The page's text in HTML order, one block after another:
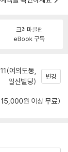
크레마클럽
eBook 구독
여의도동,
일신빌딩)
변경
15,000원 이상 무료)